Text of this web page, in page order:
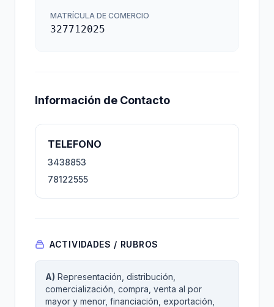
MATRÍCULA DE COMERCIO
327712025
Información de Contacto
TELEFONO
3438853
78122555
ACTIVIDADES / RUBROS
A) Representación, distribución,
comercialización, compra, venta al por
mayor y menor, financiación, exportación,